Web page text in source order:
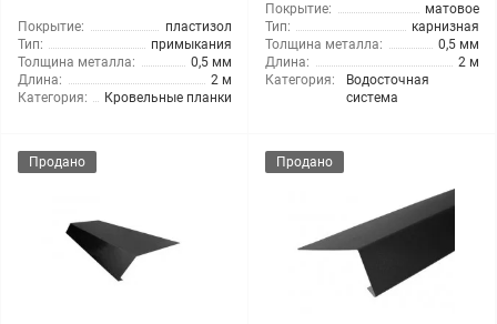
Покрытие:
пластизол
Тип:
примыкания
Толщина металла:
0,5 мм
Длина:
2 м
Категория:
Кровельные планки
Покрытие:
матовое
Тип:
карнизная
Толщина металла:
0,5 мм
Длина:
2 м
Категория:
Водосточная
система
Продано Продано